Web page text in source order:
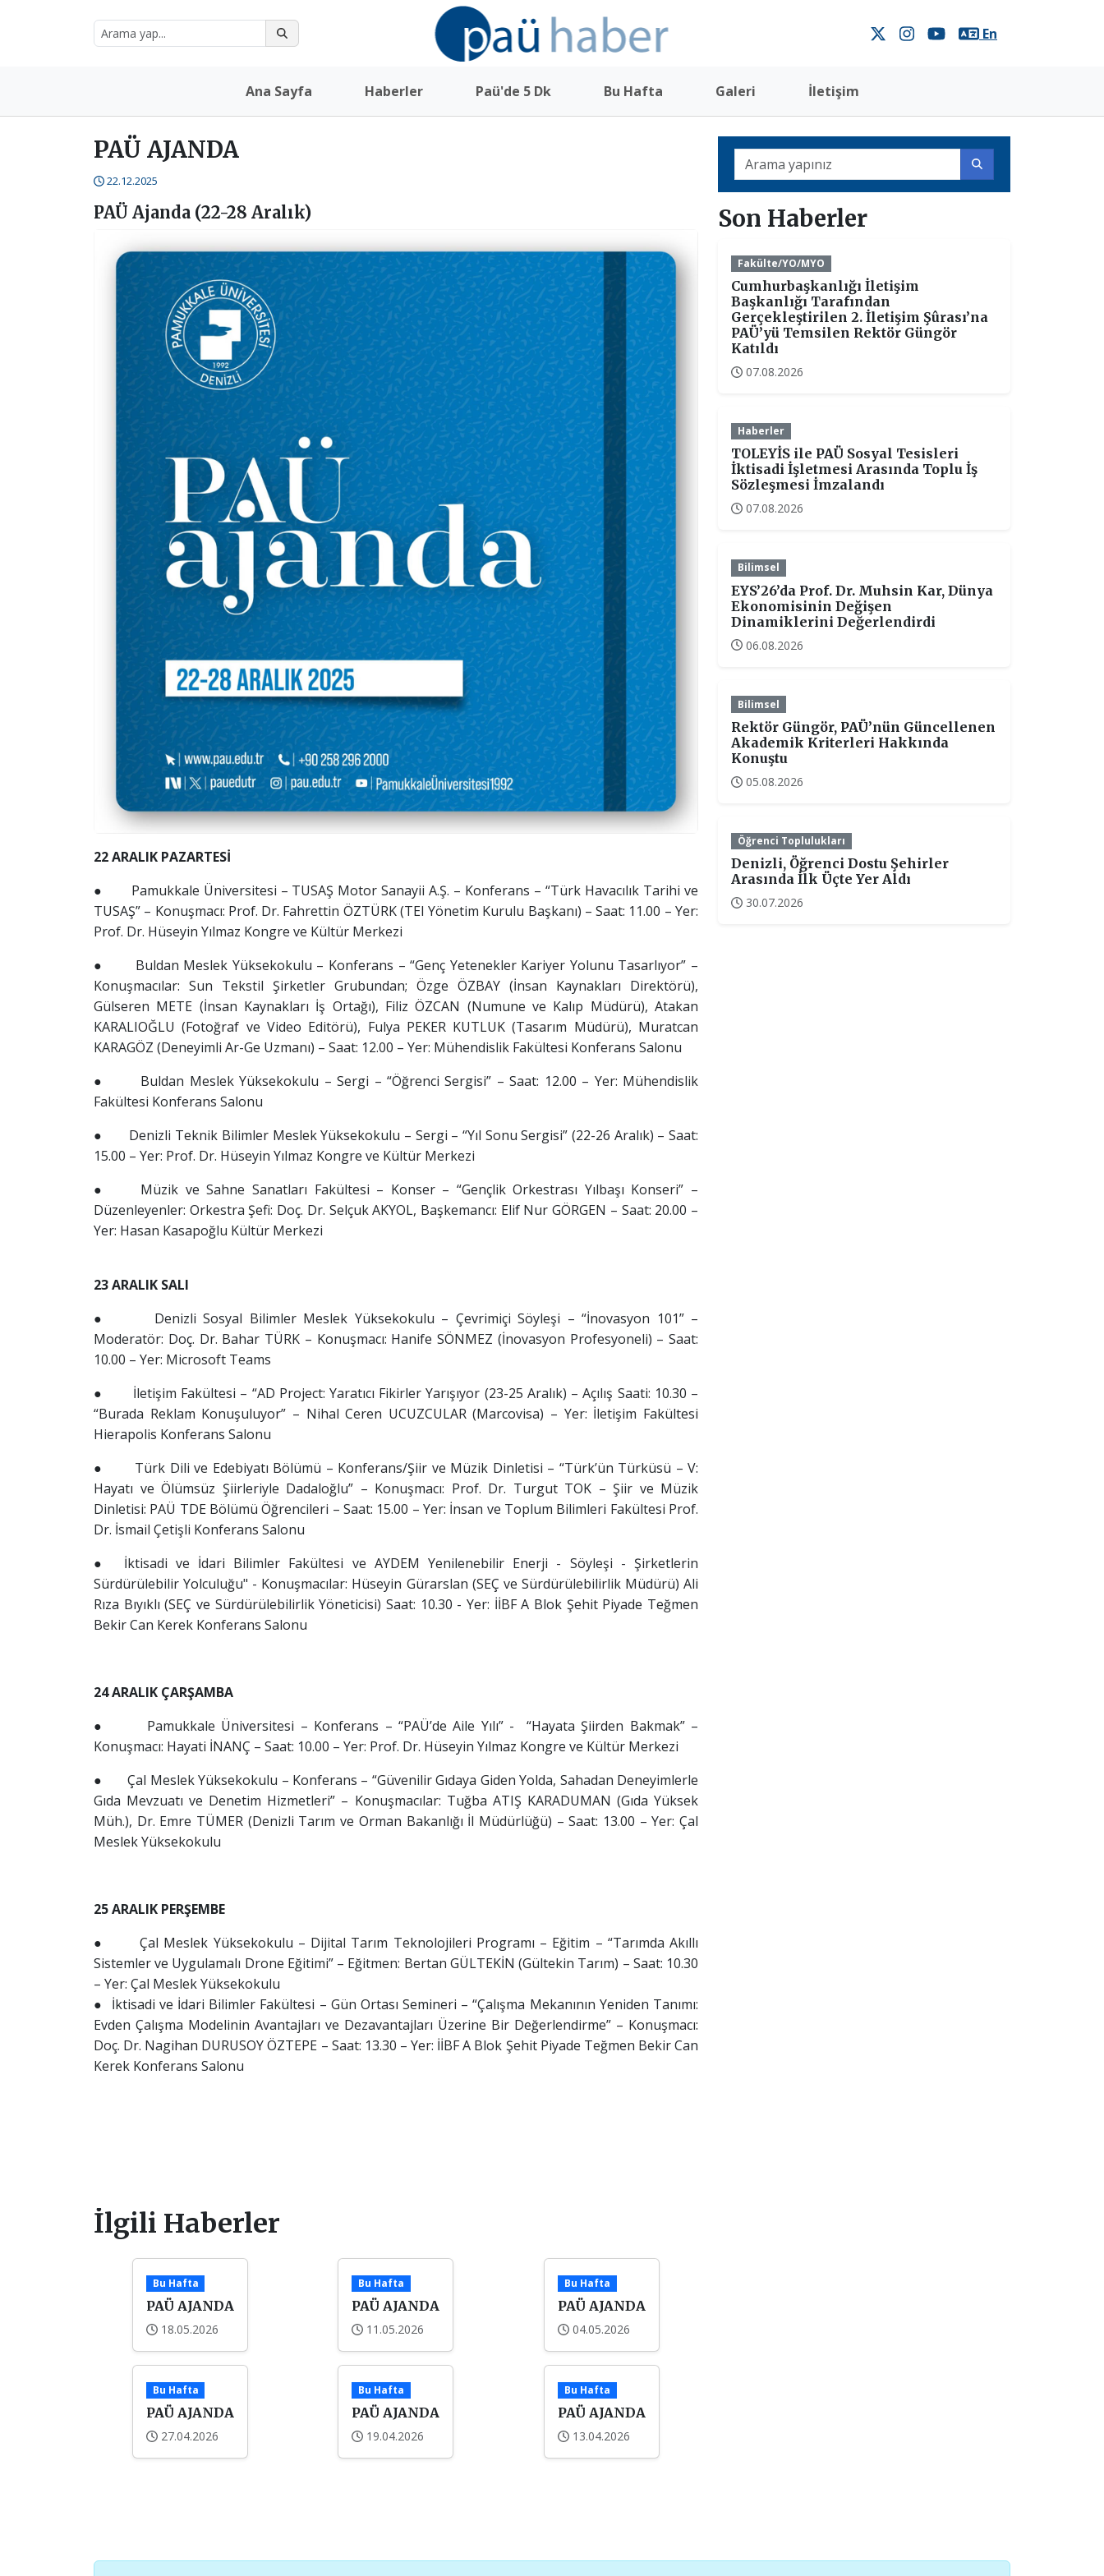
En
Ana Sayfa Haberler Paü'de 5 Dk Bu Hafta Galeri İletişim
PAÜ AJANDA
22.12.2025
PAÜ Ajanda (22-28 Aralık)
22 ARALIK PAZARTESİ
● Pamukkale Üniversitesi – TUSAŞ Motor Sanayii A.Ş. – Konferans – “Türk Havacılık Tarihi ve
TUSAŞ” – Konuşmacı: Prof. Dr. Fahrettin ÖZTÜRK (TEI Yönetim Kurulu Başkanı) – Saat: 11.00 – Yer:
Prof. Dr. Hüseyin Yılmaz Kongre ve Kültür Merkezi
● Buldan Meslek Yüksekokulu – Konferans – “Genç Yetenekler Kariyer Yolunu Tasarlıyor” –
Konuşmacılar: Sun Tekstil Şirketler Grubundan; Özge ÖZBAY (İnsan Kaynakları Direktörü),
Gülseren METE (İnsan Kaynakları İş Ortağı), Filiz ÖZCAN (Numune ve Kalıp Müdürü), Atakan
KARALIOĞLU (Fotoğraf ve Video Editörü), Fulya PEKER KUTLUK (Tasarım Müdürü), Muratcan
KARAGÖZ (Deneyimli Ar-Ge Uzmanı) – Saat: 12.00 – Yer: Mühendislik Fakültesi Konferans Salonu
● Buldan Meslek Yüksekokulu – Sergi – “Öğrenci Sergisi” – Saat: 12.00 – Yer: Mühendislik
Fakültesi Konferans Salonu
● Denizli Teknik Bilimler Meslek Yüksekokulu – Sergi – “Yıl Sonu Sergisi” (22-26 Aralık) – Saat:
15.00 – Yer: Prof. Dr. Hüseyin Yılmaz Kongre ve Kültür Merkezi
● Müzik ve Sahne Sanatları Fakültesi – Konser – “Gençlik Orkestrası Yılbaşı Konseri” –
Düzenleyenler: Orkestra Şefi: Doç. Dr. Selçuk AKYOL, Başkemancı: Elif Nur GÖRGEN – Saat: 20.00 –
Yer: Hasan Kasapoğlu Kültür Merkezi
23 ARALIK SALI
● Denizli Sosyal Bilimler Meslek Yüksekokulu – Çevrimiçi Söyleşi – “İnovasyon 101” –
Moderatör: Doç. Dr. Bahar TÜRK – Konuşmacı: Hanife SÖNMEZ (İnovasyon Profesyoneli) – Saat:
10.00 – Yer: Microsoft Teams
● İletişim Fakültesi – “AD Project: Yaratıcı Fikirler Yarışıyor (23-25 Aralık) – Açılış Saati: 10.30 –
“Burada Reklam Konuşuluyor” – Nihal Ceren UCUZCULAR (Marcovisa) – Yer: İletişim Fakültesi
Hierapolis Konferans Salonu
● Türk Dili ve Edebiyatı Bölümü – Konferans/Şiir ve Müzik Dinletisi – “Türk’ün Türküsü – V:
Hayatı ve Ölümsüz Şiirleriyle Dadaloğlu” – Konuşmacı: Prof. Dr. Turgut TOK – Şiir ve Müzik
Dinletisi: PAÜ TDE Bölümü Öğrencileri – Saat: 15.00 – Yer: İnsan ve Toplum Bilimleri Fakültesi Prof.
Dr. İsmail Çetişli Konferans Salonu
● İktisadi ve İdari Bilimler Fakültesi ve AYDEM Yenilenebilir Enerji - Söyleşi - Şirketlerin
Sürdürülebilir Yolculuğu" - Konuşmacılar: Hüseyin Gürarslan (SEÇ ve Sürdürülebilirlik Müdürü) Ali
Rıza Bıyıklı (SEÇ ve Sürdürülebilirlik Yöneticisi) Saat: 10.30 - Yer: İİBF A Blok Şehit Piyade Teğmen
Bekir Can Kerek Konferans Salonu
24 ARALIK ÇARŞAMBA
● Pamukkale Üniversitesi – Konferans – “PAÜ’de Aile Yılı” - “Hayata Şiirden Bakmak” –
Konuşmacı: Hayati İNANÇ – Saat: 10.00 – Yer: Prof. Dr. Hüseyin Yılmaz Kongre ve Kültür Merkezi
● Çal Meslek Yüksekokulu – Konferans – “Güvenilir Gıdaya Giden Yolda, Sahadan Deneyimlerle
Gıda Mevzuatı ve Denetim Hizmetleri” – Konuşmacılar: Tuğba ATIŞ KARADUMAN (Gıda Yüksek
Müh.), Dr. Emre TÜMER (Denizli Tarım ve Orman Bakanlığı İl Müdürlüğü) – Saat: 13.00 – Yer: Çal
Meslek Yüksekokulu
25 ARALIK PERŞEMBE
● Çal Meslek Yüksekokulu – Dijital Tarım Teknolojileri Programı – Eğitim – “Tarımda Akıllı
Sistemler ve Uygulamalı Drone Eğitimi” – Eğitmen: Bertan GÜLTEKİN (Gültekin Tarım) – Saat: 10.30
– Yer: Çal Meslek Yüksekokulu
● İktisadi ve İdari Bilimler Fakültesi – Gün Ortası Semineri – “Çalışma Mekanının Yeniden Tanımı:
Evden Çalışma Modelinin Avantajları ve Dezavantajları Üzerine Bir Değerlendirme” – Konuşmacı:
Doç. Dr. Nagihan DURUSOY ÖZTEPE – Saat: 13.30 – Yer: İİBF A Blok Şehit Piyade Teğmen Bekir Can
Kerek Konferans Salonu
İlgili Haberler
Bu Hafta
PAÜ AJANDA
18.05.2026
Bu Hafta
PAÜ AJANDA
11.05.2026
Bu Hafta
PAÜ AJANDA
04.05.2026
Bu Hafta
PAÜ AJANDA
27.04.2026
Bu Hafta
PAÜ AJANDA
19.04.2026
Bu Hafta
PAÜ AJANDA
13.04.2026
Son Haberler
Fakülte/YO/MYO
Cumhurbaşkanlığı İletişim
Başkanlığı Tarafından
Gerçekleştirilen 2. İletişim Şûrası’na
PAÜ’yü Temsilen Rektör Güngör
Katıldı
07.08.2026
Haberler
TOLEYİS ile PAÜ Sosyal Tesisleri
İktisadi İşletmesi Arasında Toplu İş
Sözleşmesi İmzalandı
07.08.2026
Bilimsel
EYS’26’da Prof. Dr. Muhsin Kar, Dünya
Ekonomisinin Değişen
Dinamiklerini Değerlendirdi
06.08.2026
Bilimsel
Rektör Güngör, PAÜ’nün Güncellenen
Akademik Kriterleri Hakkında
Konuştu
05.08.2026
Öğrenci Toplulukları
Denizli, Öğrenci Dostu Şehirler
Arasında İlk Üçte Yer Aldı
30.07.2026